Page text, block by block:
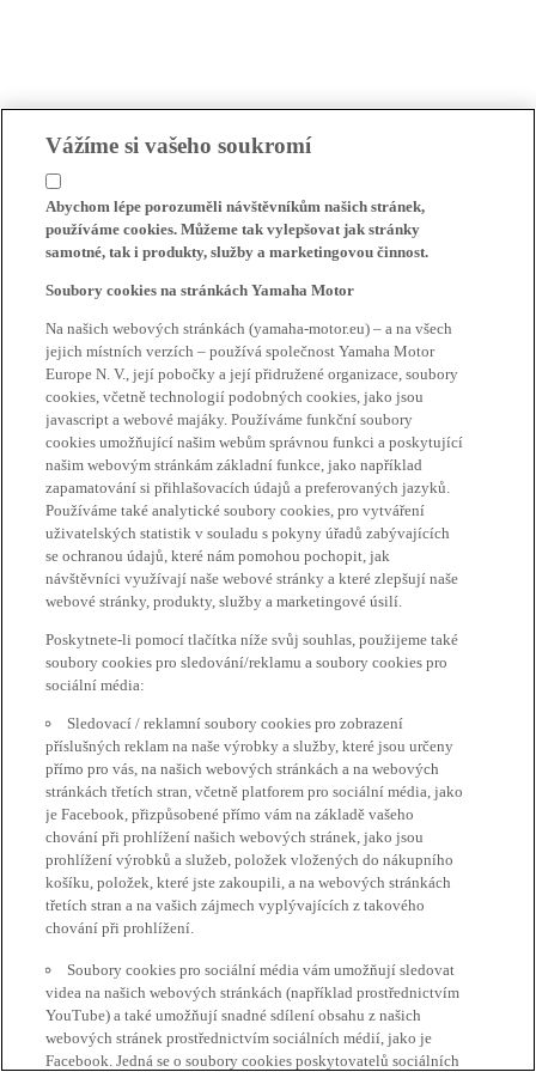
Vážíme si vašeho soukromí
Abychom lépe porozuměli návštěvníkům našich stránek,
používáme cookies. Můžeme tak vylepšovat jak stránky
samotné, tak i produkty, služby a marketingovou činnost.
Soubory cookies na stránkách Yamaha Motor
Na našich webových stránkách (yamaha-motor.eu) – a na všech
jejich místních verzích – používá společnost Yamaha Motor
Europe N. V., její pobočky a její přidružené organizace, soubory
cookies, včetně technologií podobných cookies, jako jsou
javascript a webové majáky. Používáme funkční soubory
cookies umožňující našim webům správnou funkci a poskytující
našim webovým stránkám základní funkce, jako například
zapamatování si přihlašovacích údajů a preferovaných jazyků.
Používáme také analytické soubory cookies, pro vytváření
uživatelských statistik v souladu s pokyny úřadů zabývajících
se ochranou údajů, které nám pomohou pochopit, jak
návštěvníci využívají naše webové stránky a které zlepšují naše
webové stránky, produkty, služby a marketingové úsilí.
Poskytnete-li pomocí tlačítka níže svůj souhlas, použijeme také
soubory cookies pro sledování/reklamu a soubory cookies pro
sociální média:
Sledovací / reklamní soubory cookies pro zobrazení
příslušných reklam na naše výrobky a služby, které jsou určeny
přímo pro vás, na našich webových stránkách a na webových
stránkách třetích stran, včetně platforem pro sociální média, jako
je Facebook, přizpůsobené přímo vám na základě vašeho
chování při prohlížení našich webových stránek, jako jsou
prohlížení výrobků a služeb, položek vložených do nákupního
košíku, položek, které jste zakoupili, a na webových stránkách
třetích stran a na vašich zájmech vyplývajících z takového
chování při prohlížení.
Soubory cookies pro sociální média vám umožňují sledovat
videa na našich webových stránkách (například prostřednictvím
YouTube) a také umožňují snadné sdílení obsahu z našich
webových stránek prostřednictvím sociálních médií, jako je
Facebook. Jedná se o soubory cookies poskytovatelů sociálních